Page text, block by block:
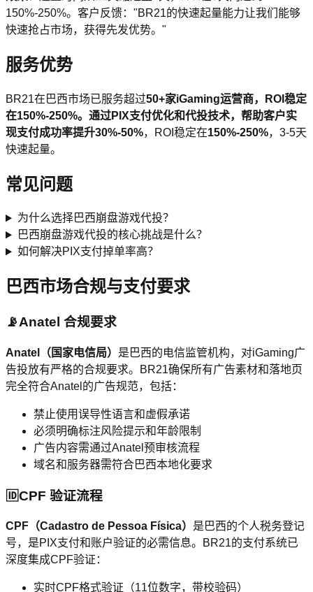
150%-250%。客户反馈："BR21的快速起量能力让我们能够
快速抢占市场，获得先发优势。"
服务优势
BR21在巴西市场已服务超过50+家iGaming运营商，ROI稳定
在150%-250%。通过PIX支付优化和代投技术，帮助客户实
现支付成功率提升30%-50%，ROI稳定在150%-250%，3-5天
快速起量。
常见问题
为什么选择巴西崩盘游戏代投？
巴西崩盘游戏代投的核心挑战是什么？
如何解决PIX支付掉单率高？
巴西市场合规与支付要求
📡Anatel 合规要求
Anatel（国家电信局） 是巴西的电信监管机构，对iGaming广
告投放有严格的合规要求。BR21确保所有广告素材和落地页
完全符合Anatel的广告规范，包括：
禁止使用误导性语言和虚假承诺
必须明确标注风险提示和年龄限制
广告内容需通过Anatel预审核流程
域名和服务器需符合巴西本地化要求
🆔CPF 验证流程
CPF（Cadastro de Pessoa Física） 是巴西的个人税务登记
号，是PIX支付和账户验证的必需信息。BR21的支付系统已
深度集成CPF验证：
实时CPF格式验证（11位数字，带校验码）